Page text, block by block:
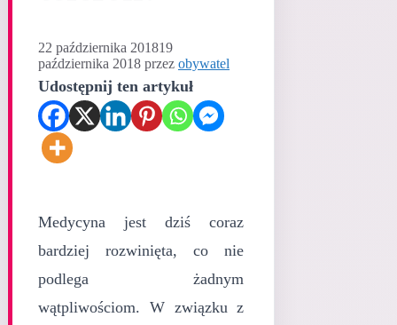
22 października 201819
października 2018 przez obywatel
Udostępnij ten artykuł
Medycyna jest dziś coraz
bardziej rozwinięta, co nie
podlega żadnym
wątpliwościom. W związku z